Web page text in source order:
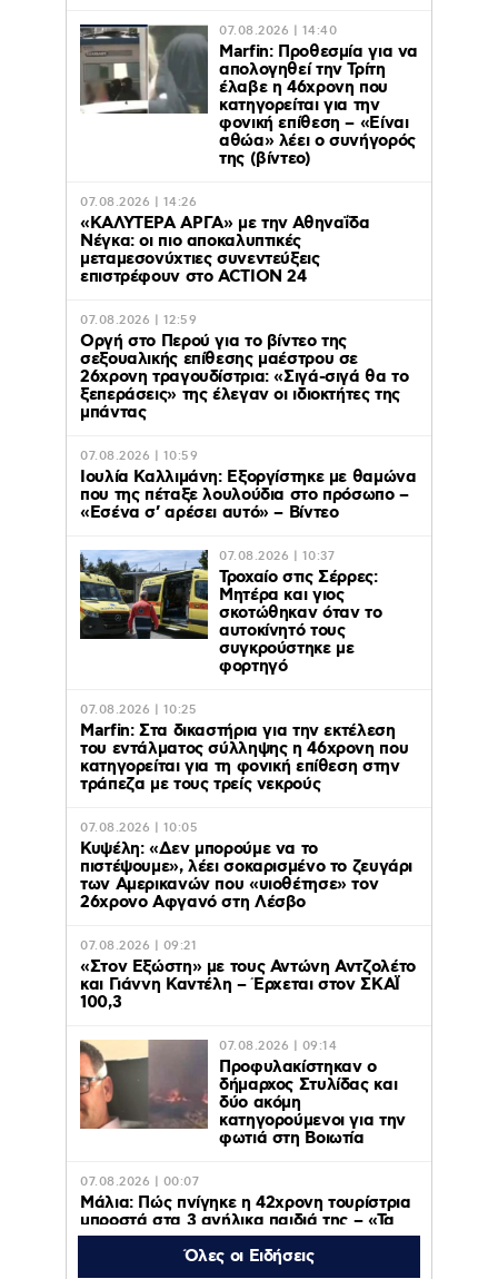
07.08.2026 | 14:40
Marfin: Προθεσμία για να
απολογηθεί την Τρίτη
έλαβε η 46χρονη που
κατηγορείται για την
φονική επίθεση – «Είναι
αθώα» λέει ο συνήγορός
της (βίντεο)
07.08.2026 | 14:26
«ΚΑΛΥΤΕΡΑ ΑΡΓΑ» με την Αθηναΐδα
Νέγκα: οι πιο αποκαλυπτικές
μεταμεσονύχτιες συνεντεύξεις
επιστρέφουν στο ACTION 24
07.08.2026 | 12:59
Οργή στο Περού για το βίντεο της
σεξουαλικής επίθεσης μαέστρου σε
26χρονη τραγουδίστρια: «Σιγά-σιγά θα το
ξεπεράσεις» της έλεγαν οι ιδιοκτήτες της
μπάντας
07.08.2026 | 10:59
Ιουλία Καλλιμάνη: Εξοργίστηκε με θαμώνα
που της πέταξε λουλούδια στο πρόσωπο –
«Εσένα σ’ αρέσει αυτό» – Βίντεο
07.08.2026 | 10:37
Τροχαίο στις Σέρρες:
Μητέρα και γιος
σκοτώθηκαν όταν το
αυτοκίνητό τους
συγκρούστηκε με
φορτηγό
07.08.2026 | 10:25
Marfin: Στα δικαστήρια για την εκτέλεση
του εντάλματος σύλληψης η 46χρονη που
κατηγορείται για τη φονική επίθεση στην
τράπεζα με τους τρείς νεκρούς
07.08.2026 | 10:05
Κυψέλη: «Δεν μπορούμε να το
πιστέψουμε», λέει σοκαρισμένο το ζευγάρι
των Αμερικανών που «υιοθέτησε» τον
26χρονο Αφγανό στη Λέσβο
07.08.2026 | 09:21
«Στον Εξώστη» με τους Αντώνη Αντζολέτο
και Γιάννη Καντέλη – Έρχεται στον ΣΚΑΪ
100,3
07.08.2026 | 09:14
Προφυλακίστηκαν ο
δήμαρχος Στυλίδας και
δύο ακόμη
κατηγορούμενοι για την
φωτιά στη Βοιωτία
07.08.2026 | 00:07
Μάλια: Πώς πνίγηκε η 42χρονη τουρίστρια
μπροστά στα 3 ανήλικα παιδιά της – «Τα
παιδιά φώναζαν και έκλαιγαν, ήταν σε
κατάσταση πανικού»Όλες οι Ειδήσεις